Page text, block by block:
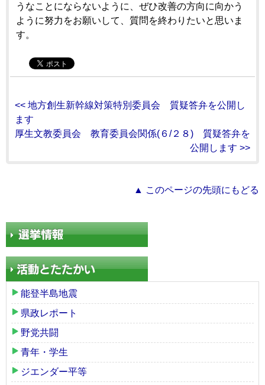
うなことにならないように、ぜひ改善の方向に向かう
ように努力をお願いして、質問を終わりたいと思いま
す。
<< 地方創生新幹線対策特別委員会 質疑答弁を公開し
ます
厚生文教委員会 教育委員会関係(６/２８) 質疑答弁を
公開します >>
▲ このページの先頭にもどる
能登半島地震
県政レポート
野党共闘
青年・学生
ジエンダー平等